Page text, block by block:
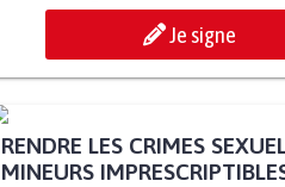
Je signe
RENDRE LES CRIMES
MINEURS